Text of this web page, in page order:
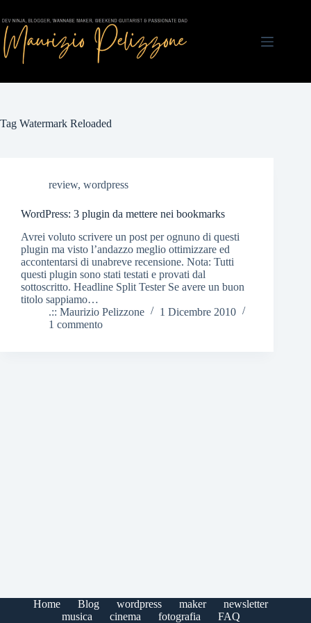
al
contenuto
Tag Watermark Reloaded
review, wordpress
WordPress: 3 plugin da mettere nei bookmarks
Avrei voluto scrivere un post per ognuno di questi
plugin ma visto l’andazzo meglio ottimizzare ed
accontentarsi di unabreve recensione. Nota: Tutti
questi plugin sono stati testati e provati dal
sottoscritto. Headline Split Tester Se avere un buon
titolo sappiamo…
.:: Maurizio Pelizzone
1 Dicembre 2010
1 commento
Home Blog wordpress maker
newsletter
musica
cinema fotografia FAQ